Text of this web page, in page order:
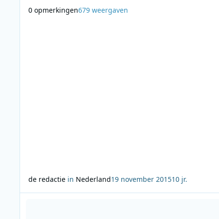
Robby Longo, die live ‘King of the Road’ komt brengen. Alle
0 opmerkingen679 weergaven
de redactiein Nederland19 november 201510 jr.
Lees meer over Winfried Baijens nieuwe presentator bij